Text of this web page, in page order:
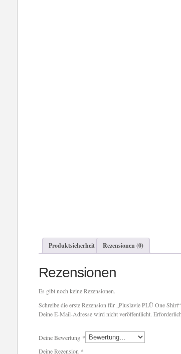
Produktsicherheit Rezensionen (0)
Rezensionen
Es gibt noch keine Rezensionen.
Schreibe die erste Rezension für „Pluslavie PLÜ One Shirt“
Deine E-Mail-Adresse wird nicht veröffentlicht.
Deine Bewertung *
Deine Rezension *